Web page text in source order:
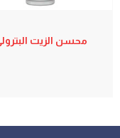
محسن الزيت